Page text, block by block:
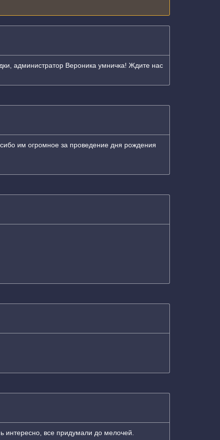
администратор Вероника умничка! Ждите нас
им огромное за проведение дня рождения
интересно, все придумали до мелочей.